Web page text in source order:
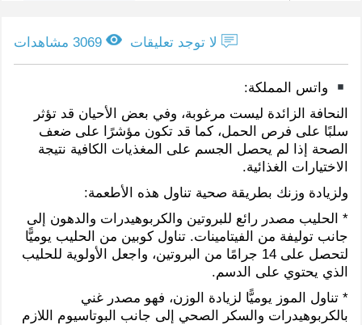
لا توجد تعليقات 3069 مشاهدات
واتس المملكة:
النحافة الزائدة ليست مرغوبة، وفي بعض الأحيان قد تؤثر
سلبًا على فرص الحمل، كما قد تكون مؤشرًا على ضعف
الصحة إذا لم يحصل الجسم على المغذيات الكافية نتيجة
الاختيارات الغذائية.
ولزيادة وزنك بطريقة صحية تناول هذه الأطعمة:
* الحليب مصدر رائع للبروتين والكربوهيدرات والدهون إلى
جانب توليفة من الفيتامينات. تناول كوبين من الحليب يوميًّا
لتحصل على 14 جرامًا من البروتين، واجعل الأولوية للحليب
الذي يحتوي على الدسم.
* تناول الموز يوميًّا لزيادة الوزن، فهو مصدر غني
بالكربوهيدرات والسكر الصحي إلى جانب البوتاسيوم اللازم